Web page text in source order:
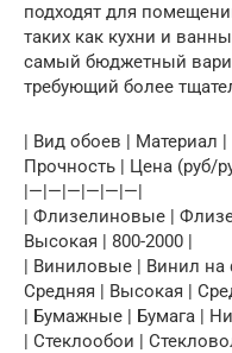
подходят для
таких как кухни и
самый бюджетный
требующий более
| Вид обоев | Материал |
Прочность | Цена (руб/
|—|—|—|—|—|—|
| Флизелиновые |
Высокая | 800-2000 |
| Виниловые | Винил на
Средняя | Высокая |
| Бумажные | Бумага |
| Стеклообои |